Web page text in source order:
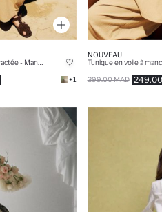
+1
NOUVEAU
399.00 MAD